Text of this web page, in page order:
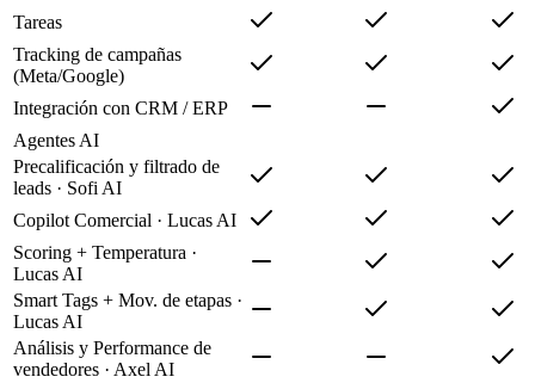
Tareas
Tracking de campañas
(Meta/Google)
Integración con CRM / ERP
Agentes AI
Precalificación y filtrado de
leads · Sofi AI
Copilot Comercial · Lucas AI
Scoring + Temperatura ·
Lucas AI
Smart Tags + Mov. de etapas ·
Lucas AI
Análisis y Performance de
vendedores · Axel AI